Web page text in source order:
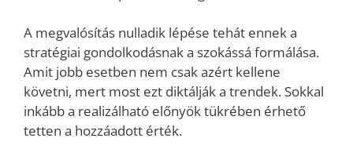
A megvalósítás nulladik lépése tehát ennek a
stratégiai gondolkodásnak a szokássá formálása.
Amit jobb esetben nem csak azért kellene
követni, mert most ezt diktálják a trendek. Sokkal
inkább a realizálható előnyök tükrében érhető
tetten a hozzáadott érték.